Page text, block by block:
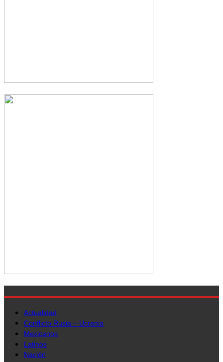
Actualidad
Conflicto Rusia – Ucrania
Mexicanos
Latinos
Nación